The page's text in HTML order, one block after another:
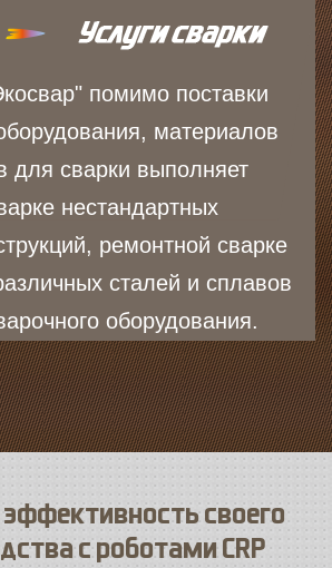
помимо поставки
материалов
для сварки выполняет
нестандартных
ремонтной сварке
сталей и сплавов
оборудования.
своего
с роботами CRP